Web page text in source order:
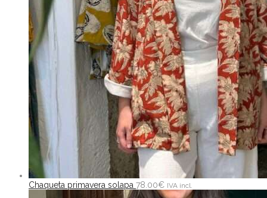
Chaqueta primavera solapa 78.00€ IVA incl.